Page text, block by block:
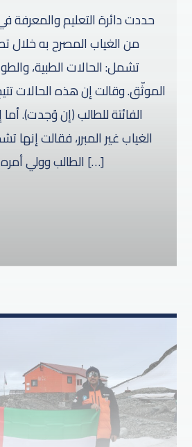
حددت دائرة التعليم والمعرفة
من الغياب المصرح به خلال
تشمل: الحالات الطبية،
الموثّق. وقالت إن هذه الحالات
الفائتة للطالب (إن وُجدت).
الغياب غير المبرر، فقالت إنها
الطالب وولي أمره خلال 30 دقيقة من […]